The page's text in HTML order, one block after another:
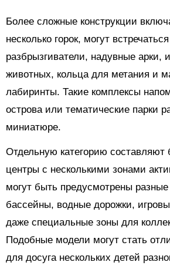
Более сложные конструкции
несколько горок, могут
разбрызгиватели, надувные арки,
животных, кольца для метания и
лабиринты. Такие комплексы
острова или тематические парки
миниатюре.
Отдельную категорию
центры с несколькими зонами
могут быть предусмотрены
бассейны, водные дорожки,
даже специальные зоны для
Подобные модели могут стать
для досуга нескольких детей